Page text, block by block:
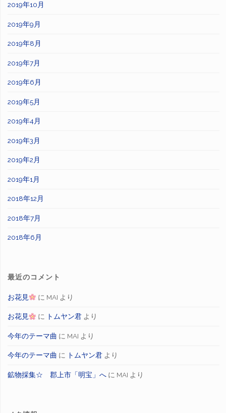
2019年10月
2019年9月
2019年8月
2019年7月
2019年6月
2019年5月
2019年4月
2019年3月
2019年2月
2019年1月
2018年12月
2018年7月
2018年6月
最近のコメント
お花見 に MAI より
お花見 に トムヤン君より
今年のテーマ曲 に MAI より
今年のテーマ曲 に トムヤン君より
鉱物採集☆ 郡上市「明宝」へに MAI より